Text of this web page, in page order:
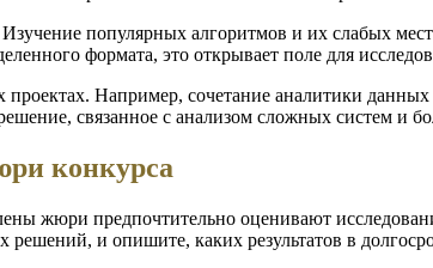
популярных алгоритмов и их слабых
формата, это открывает поле для
Например, сочетание аналитики
связанное с анализом сложных систем и
конкурса
жюри предпочтительно оценивают
и опишите, каких результатов в